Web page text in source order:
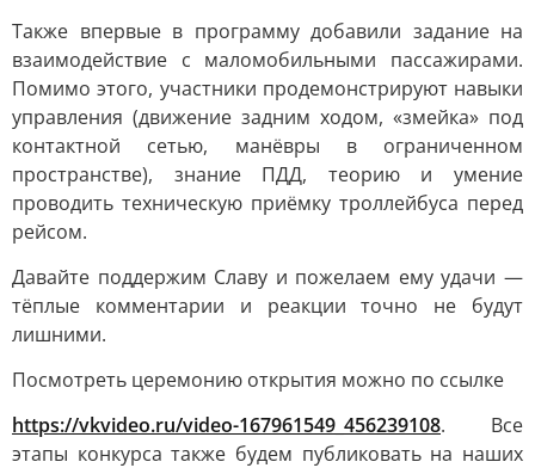
Также впервые в программу добавили задание на
взаимодействие с маломобильными пассажирами.
Помимо этого, участники продемонстрируют навыки
управления (движение задним ходом, «змейка» под
контактной сетью, манёвры в ограниченном
пространстве), знание ПДД, теорию и умение
проводить техническую приёмку троллейбуса перед
рейсом.
Давайте поддержим Славу и пожелаем ему удачи —
тёплые комментарии и реакции точно не будут
лишними.
Посмотреть церемонию открытия можно по ссылке
https://vkvideo.ru/video-167961549_456239108. Все
этапы конкурса также будем публиковать на наших